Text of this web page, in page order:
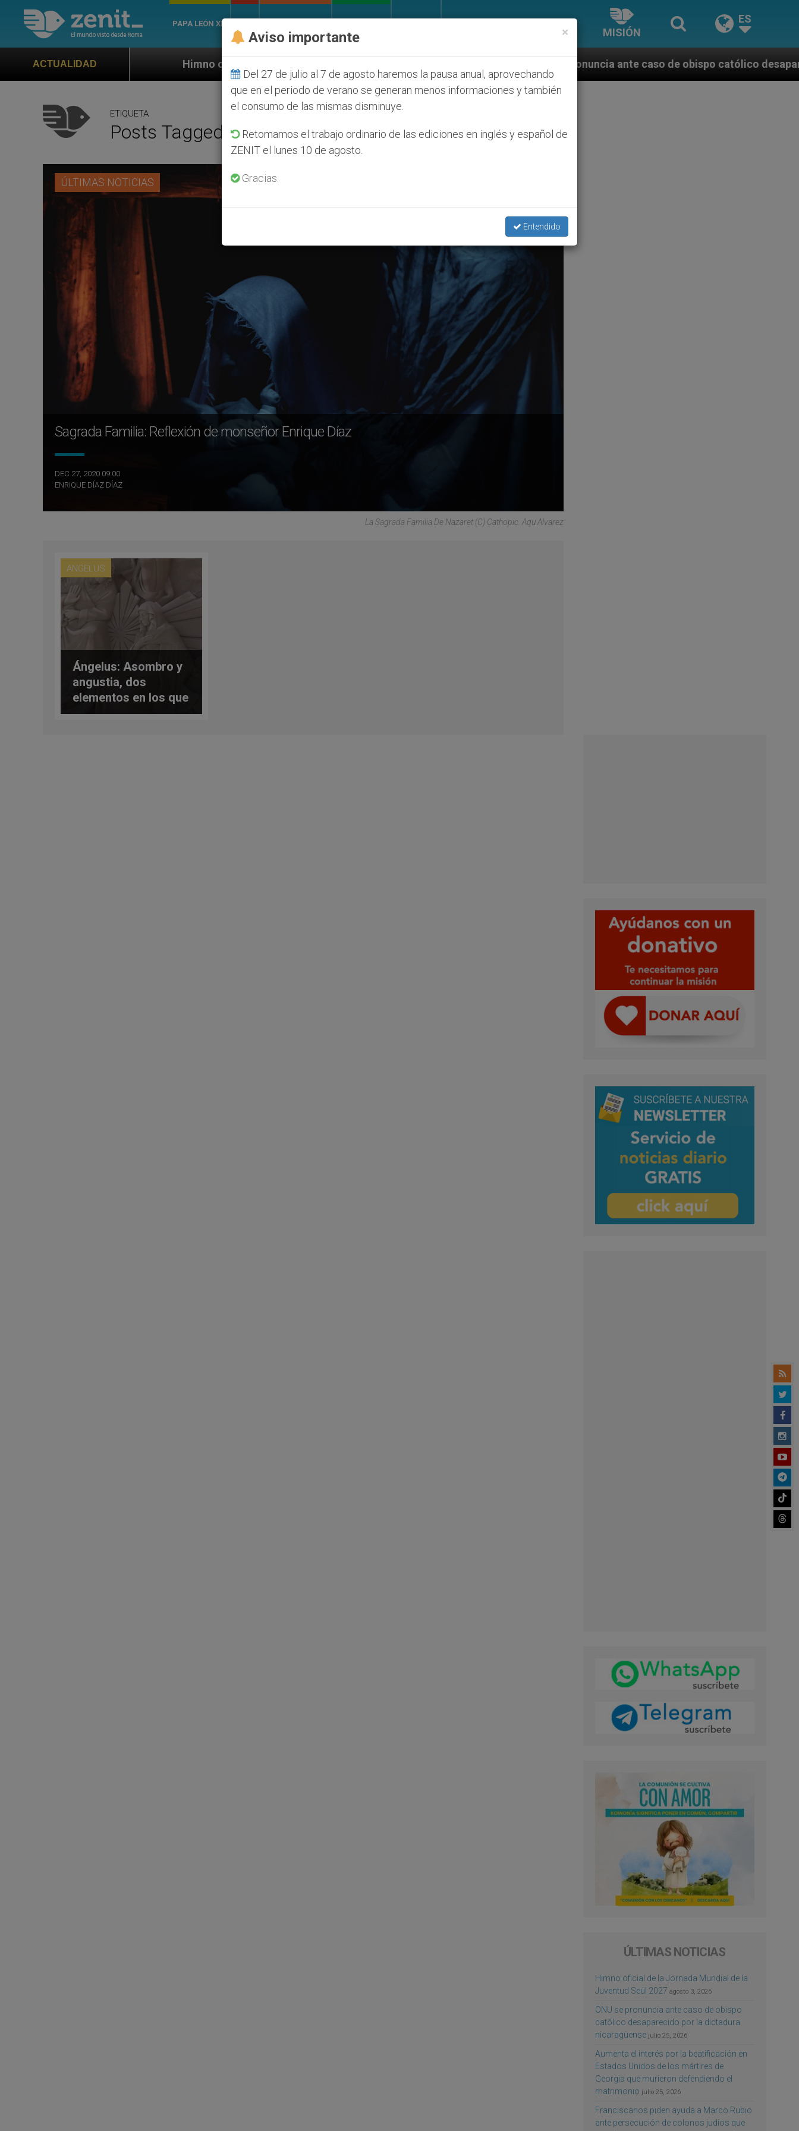
PAPA LEÓN XIV
MISIÓN
ES
ACTUALIDADHimno oficial de la Jornada Mundial de la Juventud Seúl 2027 ONU se pronuncia ante caso de obispo católico desaparecido por la dictadura
ETIQUETA
Posts Tagged ‘La Sagrada Familia’
ÚLTIMAS NOTICIAS
Sagrada Familia: Reflexión de monseñor Enrique Díaz
DEC 27, 2020 09:00
ENRIQUE DÍAZ DÍAZ
La Sagrada Familia De Nazaret (C) Cathopic. Aqu Alvarez
ANGELUS
Ángelus: Asombro y
angustia, dos
elementos en los que
centra su atención el
ÚLTIMAS NOTICIAS
Himno oficial de la Jornada Mundial de la
Juventud Seúl 2027 agosto 3, 2026
ONU se pronuncia ante caso de obispo
católico desaparecido por la dictadura
nicaragüense julio 25, 2026
Aumenta el interés por la beatificación en
Estados Unidos de los mártires de
Georgia que murieron defendiendo el
matrimonio julio 25, 2026
Franciscanos piden ayuda a Marco Rubio
ante persecución de colonos judíos que
×
Aviso importante
Del 27 de julio al 7 de agosto haremos la pausa anual, aprovechando
que en el periodo de verano se generan menos informaciones y también
el consumo de las mismas disminuye.
Retomamos el trabajo ordinario de las ediciones en inglés y español de
ZENIT el lunes 10 de agosto.
Gracias.
Entendido